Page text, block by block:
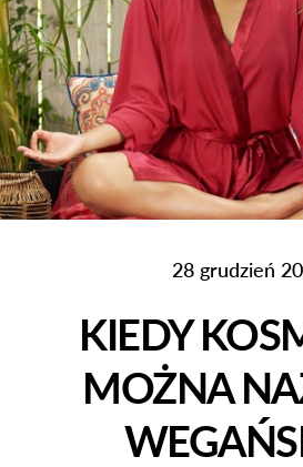
28 grudzień
KIEDY
MOŻNA